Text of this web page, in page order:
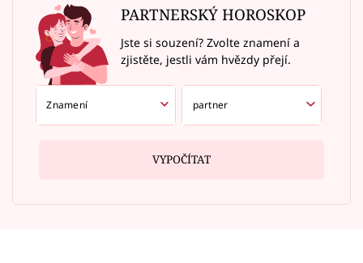
PARTNERSKÝ HOROSKOP
Jste si souzení? Zvolte znamení a
zjistěte, jestli vám hvězdy přejí.
VYPOČÍTAT